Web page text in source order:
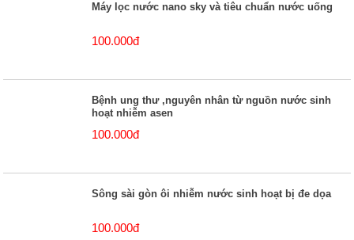
Máy lọc nước nano sky và tiêu chuẩn nước uống
100.000đ
Bệnh ung thư ,nguyên nhân từ nguồn nước sinh
hoạt nhiễm asen
100.000đ
Sông sài gòn ôi nhiễm nước sinh hoạt bị đe dọa
100.000đ